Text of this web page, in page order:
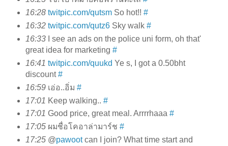
16:28 twitpic.com/qutsmSo hot!! #
16:32 twitpic.com/qutz6Sky walk #
16:33I see an ads on the police uni form, oh that'
great idea for marketing #
16:41 twitpic.com/quukd Ye s, I got a 0.50bht
discount#
16:59เอ่อ..อิ่ม #
17:01 Keep walking.. #
17:01 Good price, great meal. Arrrrhaaa #
17:05ผมชื่อโคอาล่ามาร์ช #
17:25@pawootcan I join? What time start and